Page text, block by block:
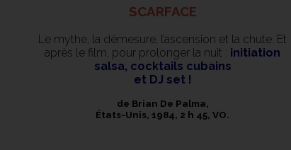
SCARFACE
Le mythe, la démesure, l’ascension et la chute. Et
après le film, pour prolonger la nuit : initiation
salsa, cocktails cubains
et DJ set !
de Brian De Palma,
États-Unis, 1984, 2 h 45, VO.